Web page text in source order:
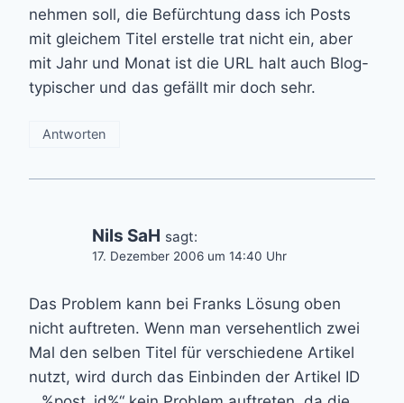
nehmen soll, die Befürchtung dass ich Posts
mit gleichem Titel erstelle trat nicht ein, aber
mit Jahr und Monat ist die URL halt auch Blog-
typischer und das gefällt mir doch sehr.
Antworten
Nils SaH sagt:
17. Dezember 2006 um 14:40 Uhr
Das Problem kann bei Franks Lösung oben
nicht auftreten. Wenn man versehentlich zwei
Mal den selben Titel für verschiedene Artikel
nutzt, wird durch das Einbinden der Artikel ID